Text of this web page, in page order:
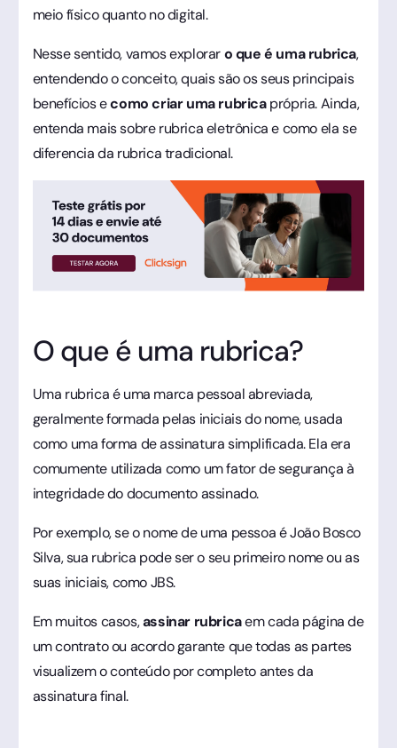
meio físico quanto no digital.
Nesse sentido, vamos exploraro que é uma rubrica,
entendendo o conceito, quais são os seus principais
benefícios ecomo criar uma rubricaprópria. Ainda,
entenda mais sobre rubrica eletrônica e como ela se
diferencia da rubrica tradicional.
O que é uma rubrica?
Uma rubrica é uma marca pessoal abreviada,
geralmente formada pelas iniciais do nome, usada
como uma forma de assinatura simplificada. Ela era
comumente utilizada como um fator de segurança à
integridade do documento assinado.
Por exemplo, se o nome de uma pessoa é João Bosco
Silva, sua rubrica pode ser o seu primeiro nome ou as
suas iniciais, como JBS.
Em muitos casos,assinar rubricaem cada página de
um contrato ou acordo garante que todas as partes
visualizem o conteúdo por completo antes da
assinatura final.